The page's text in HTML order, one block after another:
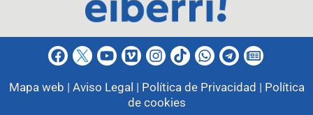
Mapa web | Aviso Legal | Política de Privacidad | Política
de cookies